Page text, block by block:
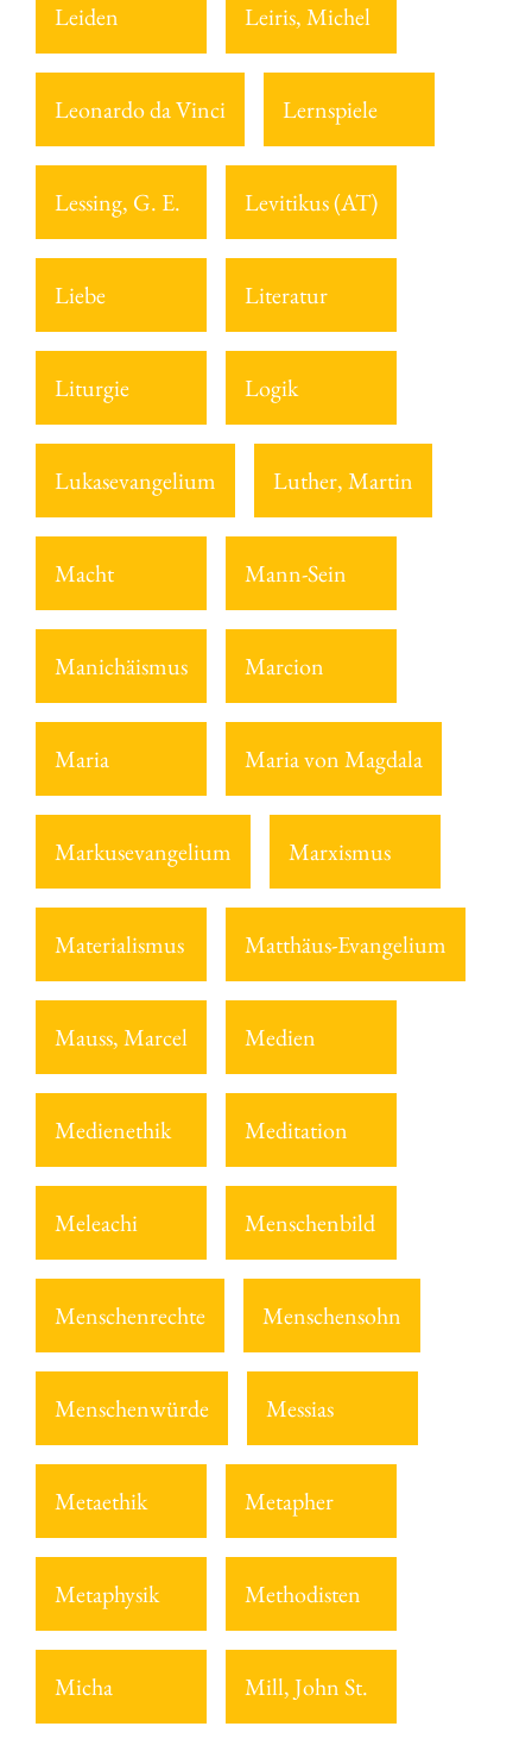
Leiden Leiris, Michel
Leonardo da Vinci Lernspiele
Lessing, G. E. Levitikus (AT)
Liebe Literatur
Liturgie Logik
Lukasevangelium Luther, Martin
Macht Mann-Sein
Manichäismus Marcion
Maria Maria von Magdala
Markusevangelium Marxismus
Materialismus Matthäus-Evangelium
Mauss, Marcel Medien
Medienethik Meditation
Meleachi Menschenbild
Menschenrechte Menschensohn
Menschenwürde Messias
Metaethik Metapher
Metaphysik Methodisten
Micha Mill, John St.